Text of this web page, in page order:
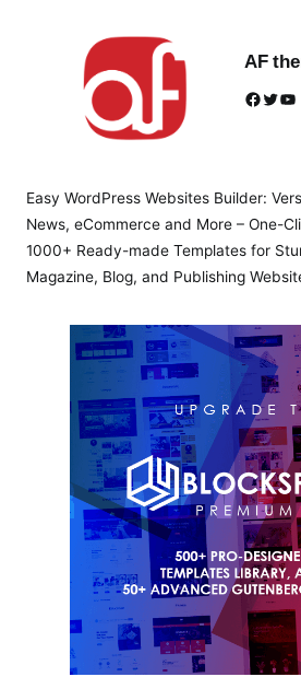
AF
Facebook Twitter YouTube
Easy WordPress Websites Builder:
News, eCommerce and More – One-
1000+ Ready-made Templates for
Magazine, Blog, and Publishing